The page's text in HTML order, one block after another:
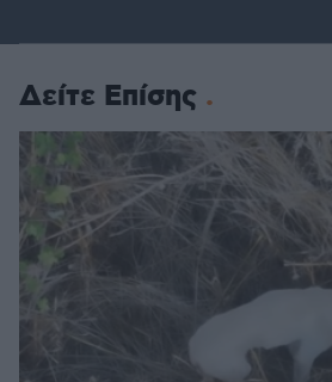
Δείτε Επίσης